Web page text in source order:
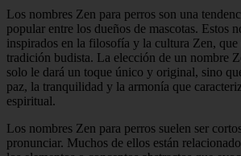
Los nombres Zen para perros son una
popular entre los dueños de mascotas. Estos
inspirados en la filosofía y la cultura Zen, que
tradición budista. La elección de un nombre
solo le dará un toque único y original, sino
paz, la tranquilidad y la armonía que
espiritual.
Los nombres Zen para perros suelen ser
pronunciar. Muchos de ellos están